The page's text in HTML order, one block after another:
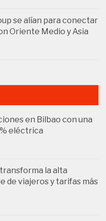
se alían para conectar
Oriente Medio y Asia
en Bilbao con una
eléctrica
la alta
de viajeros y tarifas más